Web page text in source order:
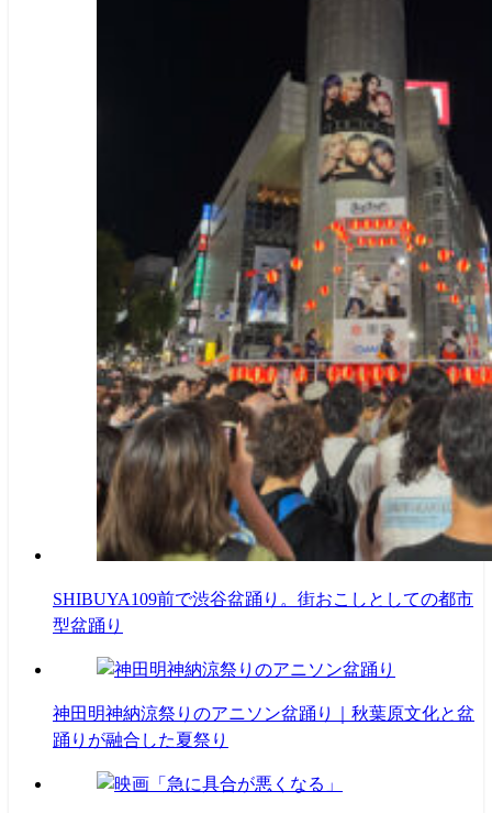
SHIBUYA109前で渋谷盆踊り。街おこしとしての都市
型盆踊り
神田明神納涼祭りのアニソン盆踊り｜秋葉原文化と盆
踊りが融合した夏祭り